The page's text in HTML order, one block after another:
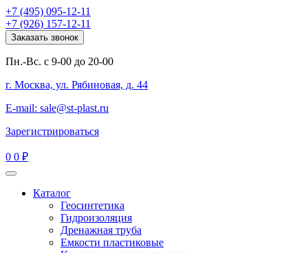
+7 (495) 095-12-11
+7 (926) 157-12-11
Заказать звонок
Пн.-Вс. с 9-00 до 20-00
г. Москва, ул. Рябиновая, д. 44
E-mail: sale@st-plast.ru
Зарегистрироваться
0 0 ₽
Каталог
Геосинтетика
Гидроизоляция
Дренажная труба
Емкости пластиковые